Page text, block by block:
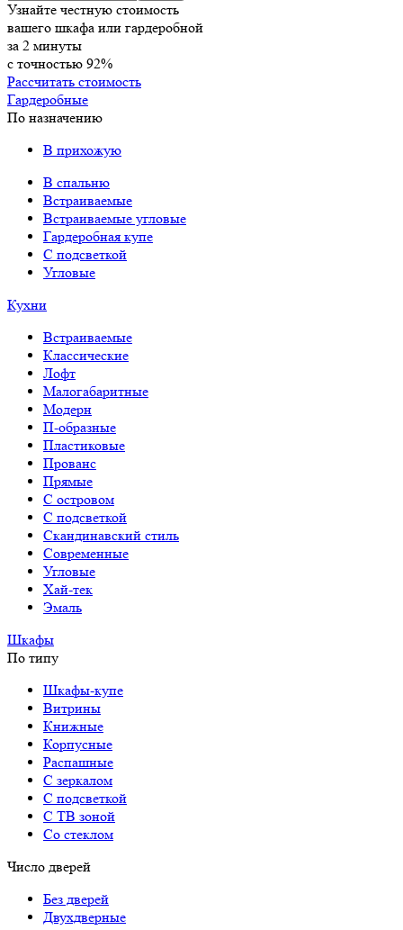
Узнайте честную стоимость
вашего шкафа или гардеробной
за 2 минуты
с точностью 92%
Рассчитать стоимость
Гардеробные
По назначению
В прихожую
В спальню
Встраиваемые
Встраиваемые угловые
Гардеробная купе
С подсветкой
Угловые
Кухни
Встраиваемые
Классические
Лофт
Малогабаритные
Модерн
П-образные
Пластиковые
Прованс
Прямые
С островом
С подсветкой
Скандинавский стиль
Современные
Угловые
Хай-тек
Эмаль
Шкафы
По типу
Шкафы-купе
Витрины
Книжные
Корпусные
Распашные
С зеркалом
С подсветкой
С ТВ зоной
Со стеклом
Число дверей
Без дверей
Двухдверные